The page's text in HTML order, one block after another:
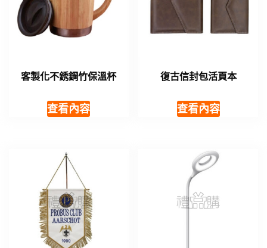
客製化不銹鋼竹保溫杯
查看內容
復古信封包活頁本
查看內容